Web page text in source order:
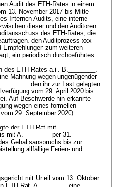
Audit des ETH-Rates in einem
13. November 2017 bis Mitte
Internen Audits, eine interne
dieser und den Auditoren
des ETH-Rates, die
den Auditprozess xxx
Empfehlungen zum weiteren
ein periodisch durchgeführtes
des ETH-Rates a.i., B.________,
Mahnung wegen ungenügender
den ihr zur Last gelegten
vom 29. April 2020 bis
Auf Beschwerde hin erkannte
wegen eines formellen
29. September 2020).
der ETH-Rat mit
mit A.________ per 31.
Gehaltsanspruchs bis zur
allfällige Ferien- und
mit Urteil vom 13. Oktober
ETH-Rat, A.________ eine